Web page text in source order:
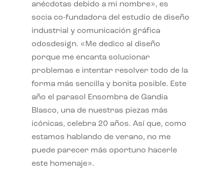
anécdotas debido a mi nombre», es
socia co-fundadora del estudio de diseño
industrial y comunicación gráfica
odosdesign. «Me dedico al diseño
porque me encanta solucionar
problemas e intentar resolver todo de la
forma más sencilla y bonita posible. Este
año el parasol Ensombra de Gandia
Blasco, una de nuestras piezas más
icónicas, celebra 20 años. Así que, como
estamos hablando de verano, no me
puede parecer más oportuno hacerle
este homenaje».